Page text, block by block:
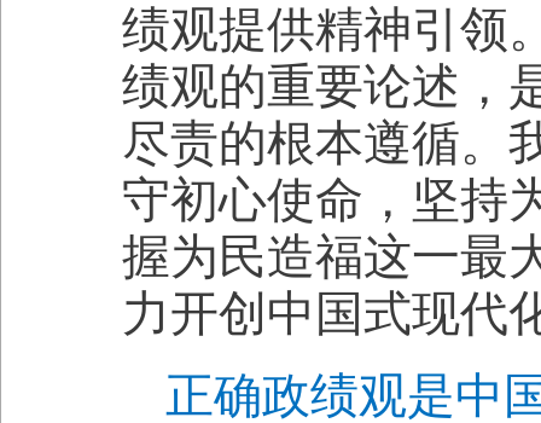
绩观提供精神引领
绩观的重要论述，
尽责的根本遵循。
守初心使命，坚持
握为民造福这一最
力开创中国式现代
正确政绩观是中